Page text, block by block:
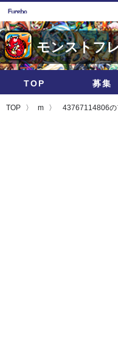
モンストフ
TOP 募集
TOP m 43767114806の